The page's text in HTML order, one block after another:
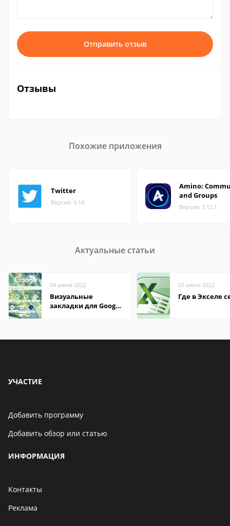
Отправить отзыв
Отзывы
Похожие приложения
Twitter
Версия: 9.14
Amino:
and Groups
Версия: 3.12.1
Актуальные статьи
04 июня 2022
Визуальные
закладки для Google
03 июня 2022
Где в Экселе
УЧАСТИЕ
Добавить программу
Добавить обзор или статью
ИНФОРМАЦИЯ
Контакты
Реклама